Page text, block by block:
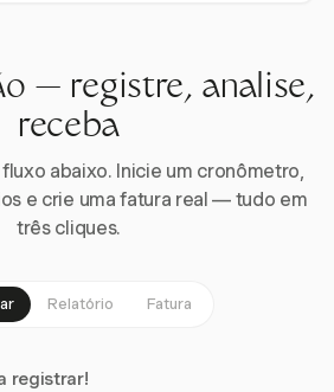
— registre, analise,
receba
abaixo. Inicie um cronômetro,
e crie uma fatura real — tudo em
três cliques.
Relatório Fatura
registrar!